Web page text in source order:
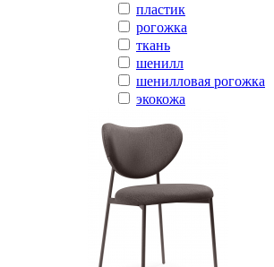
пластик
рогожка
ткань
шенилл
шенилловая рогожка
экокожа